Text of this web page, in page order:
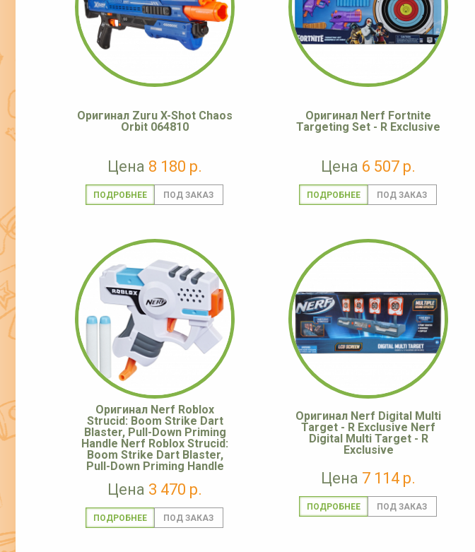
Оригинал Zuru X-Shot Chaos
Orbit 064810
Цена 8 180 р.
ПОДРОБНЕЕ
Оригинал Nerf Fortnite
Targeting Set - R Exclusive
Цена 6 507 р.
ПОДРОБНЕЕ
Оригинал Nerf Roblox
Strucid: Boom Strike Dart
Blaster, Pull-Down Priming
Handle Nerf Roblox Strucid:
Boom Strike Dart Blaster,
Pull-Down Priming Handle
Цена 3 470 р.
ПОДРОБНЕЕ
Оригинал Nerf Digital Multi
Target - R Exclusive Nerf
Digital Multi Target - R
Exclusive
Цена 7 114 р.
ПОДРОБНЕЕ